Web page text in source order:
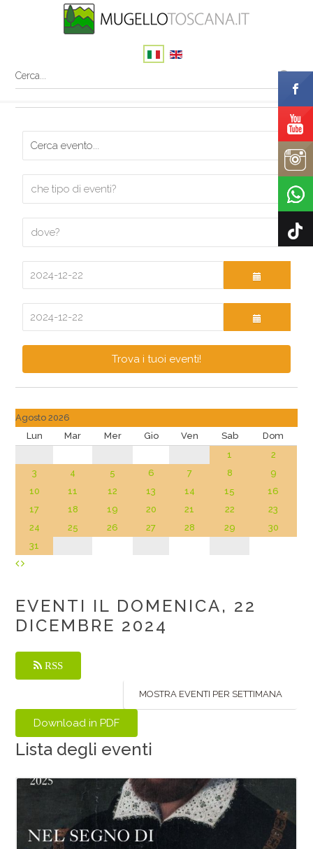
Trova i tuoi eventi!
Agosto 2026
Lun
Mar Mer Gio Ven Sab
Dom
1
2
3
4 5 6 7 8
9
10
11 12 13 14 15
16
17
18 19 20 21 22
23
24
25 26 27 28 29
30
31
EVENTI IL DOMENICA, 22
DICEMBRE 2024
RSS
MOSTRA EVENTI PER SETTIMANA
Lista degli eventi